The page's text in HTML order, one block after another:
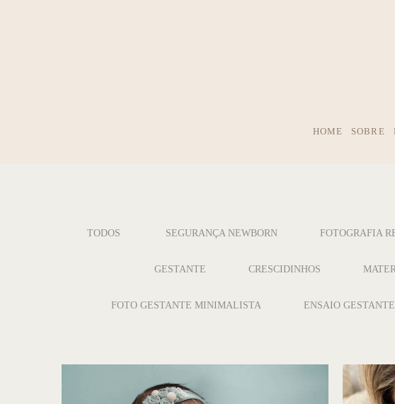
HOME SOBRE
TODOS SEGURANÇA NEWBORN FOTOGRAFIA
GESTANTE CRESCIDINHOS
FOTO GESTANTE MINIMALISTA ENSAIO